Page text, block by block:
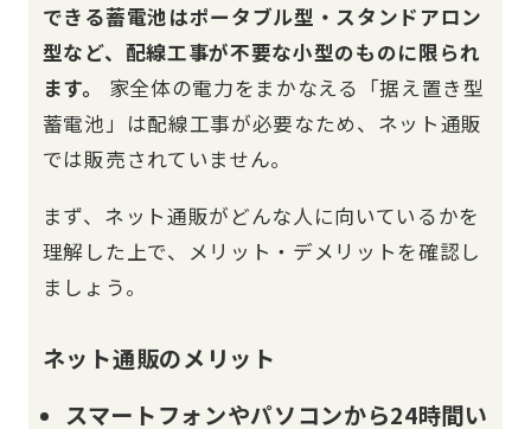
できる蓄電池はポータブル型・スタンドアロン
型など、配線工事が不要な小型のものに限られ
ます。
家全体の電力をまかなえる「据え置き型
蓄電池」は配線工事が必要なため、ネット通販
では販売されていません。
まず、ネット通販がどんな人に向いているかを
理解した上で、メリット・デメリットを確認し
ましょう。
ネット通販のメリット
スマートフォンやパソコンから24時間い